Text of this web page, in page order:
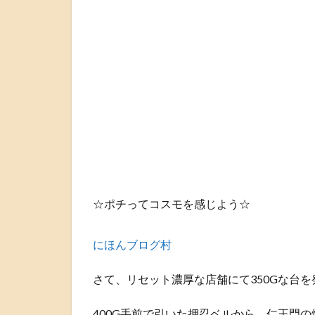
☆ポチってコスモを感じよう☆
にほんブログ村
さて、リセット濃厚な店舗にて350Gな台を